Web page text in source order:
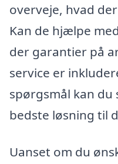
overveje, hvad
Kan de hjælpe
der garantier på
service er
spørgsmål kan du
bedste løsning til
Uanset om du